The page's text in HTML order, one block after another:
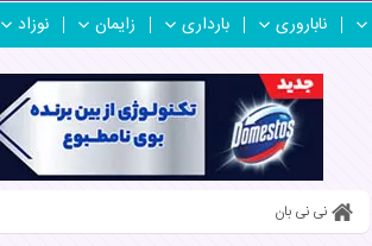
ناباروری بارداری زایمان نوزاد
نی نی بان